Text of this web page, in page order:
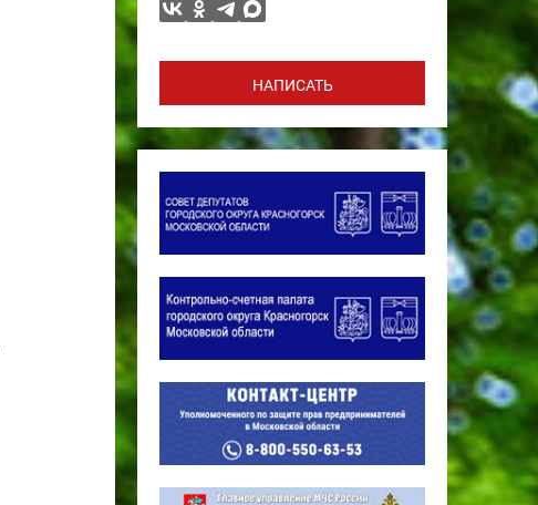
НАПИСАТЬ